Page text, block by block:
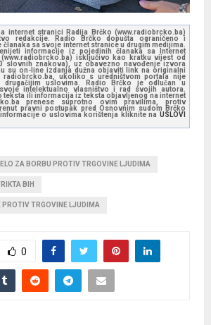
internet stranici Radija Brčko (www.radiobrcko.ba)
redakcije. Radio Brčko dopušta ograničeno i
sa svoje internet stranice u drugim medijima.
informacije iz pojedinih članaka sa Internet
isključivo kao kratku vijest od
slovnih znakova), uz obavezno navođenje izvora
su on-line izdanja dužna objaviti link na originalni
radiobrcko.ba, ukoliko s uredništvom portala nije
uslovima. Radio Brčko je odlučan u
intelektualno vlasništvo i rad svojih autora.
ili informacija iz teksta objavljenog na internet
prenese suprotno ovim pravilima, protiv
pravni postupak pred Osnovnim sudom Brčko
o uslovima korištenja kliknite na USLOVI
ZA BORBU PROTIV TRGOVINE LJUDIMA
BIH
PROTIV TRGOVINE LJUDIMA
0